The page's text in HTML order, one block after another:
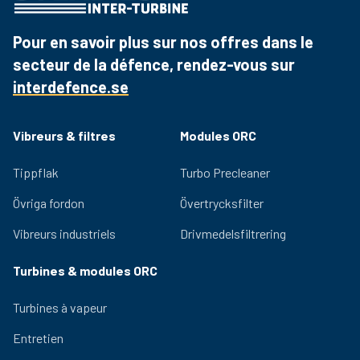
Rekommenderade tillbehör:
packningar för att säkerställa korrekt tätning och
bibehåller filtreringsprestanda.
Pour en savoir plus sur nos offres dans le
secteur de la défence, rendez-vous sur
interdefence.se
Vibreurs & filtres
Tippflak
Övriga fordon
Vibreurs industriels
Modules ORC
Turbo Precleaner
Övertrycksfilter
Drivmedelsfiltrering
Turbines & modules ORC
Turbines à vapeur
Entretien